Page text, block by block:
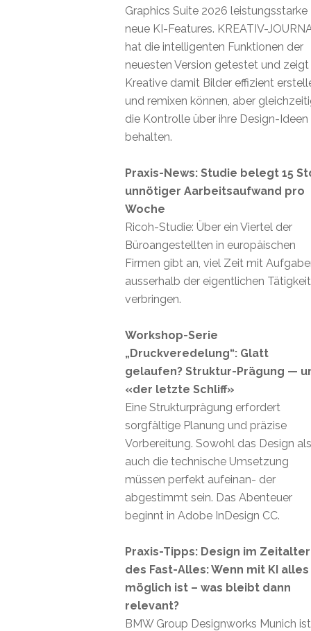
Graphics Suite 2026 leistungsstarke
neue KI-Features. KREATIV-
hat die intelligenten Funktionen der
neuesten Version getestet und
Kreative damit Bilder effizient
und remixen können, aber
die Kontrolle über ihre Design-Ideen
behalten.
Praxis-News: Studie belegt 15
unnötiger Aarbeitsaufwand pro
Woche
Ricoh-Studie: Über ein Viertel der
Büroangestellten in europäischen
Firmen gibt an, viel Zeit mit
ausserhalb der eigentlichen
verbringen.
Workshop-Serie
„Druckveredelung“: Glatt
gelaufen? Struktur-Prägung —
«der letzte Schliff»
Eine Strukturprägung erfordert
sorgfältige Planung und präzise
Vorbereitung. Sowohl das Design als
auch die technische Umsetzung
müssen perfekt aufeinan- der
abgestimmt sein. Das Abenteuer
beginnt in Adobe InDesign CC.
Praxis-Tipps: Design im Zeitalter
des Fast-Alles: Wenn mit KI alles
möglich ist – was bleibt dann
relevant?
BMW Group Designworks Munich ist